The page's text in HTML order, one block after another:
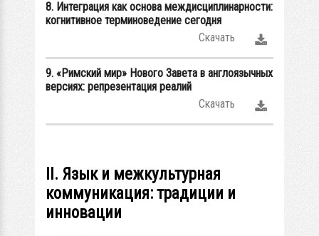
8. Интеграция как основа междисциплинарности:
когнитивное терминоведение сегодня
Скачать
9. «Римский мир» Нового Завета в англоязычных
версиях: репрезентация реалий
Скачать
II. Язык и межкультурная
коммуникация: традиции и
инновации